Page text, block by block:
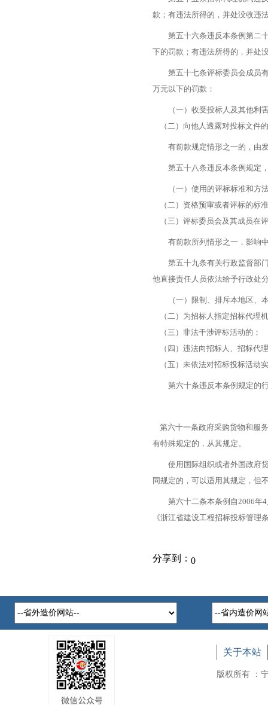
款；有违法所得的，并处没收违
第五十六条违反本条例第二十
下的罚款；有违法所得的，并处
第五十七条评标委员会成员有
万元以下的罚款：
（一）收受投标人及其他利害
（二）向他人透露对投标文件
有前款规定情形之一的，由发
第五十八条违反本条例规定，
（一）使用的评标标准和方法
（二）资格预审或者评标的标
（三）评标委员会及其成员在
有前款所列情形之一，影响中
第五十九条有关行政监督部门
他直接责任人员依法给予行政处
（一）限制、排斥本地区、本
（二）为招标人指定招标代理
（三）非法干涉评标活动的；
（四）违法向招标人、招标代
（五）未依法对招标投标活动
第六十条违反本条例规定的行
第六十一条政府采购货物和服
有特殊规定的，从其规定。
使用国际组织或者外国政府贷
同规定的，可以适用其规定，但
第六十二条本条例自2006年4
《浙江省建设工程招标投标管理
分享到： 0
关于本站
版权所有 ：